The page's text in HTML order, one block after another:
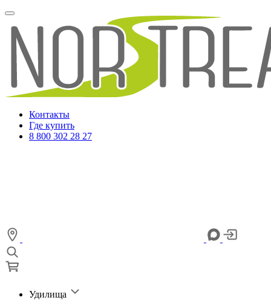
Контакты
Где купить
8 800 302 28 27
Удилища